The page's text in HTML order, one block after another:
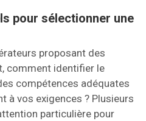
pour sélectionner une
proposant des
comment identifier le
compétences adéquates
à vos exigences ? Plusieurs
particulière pour